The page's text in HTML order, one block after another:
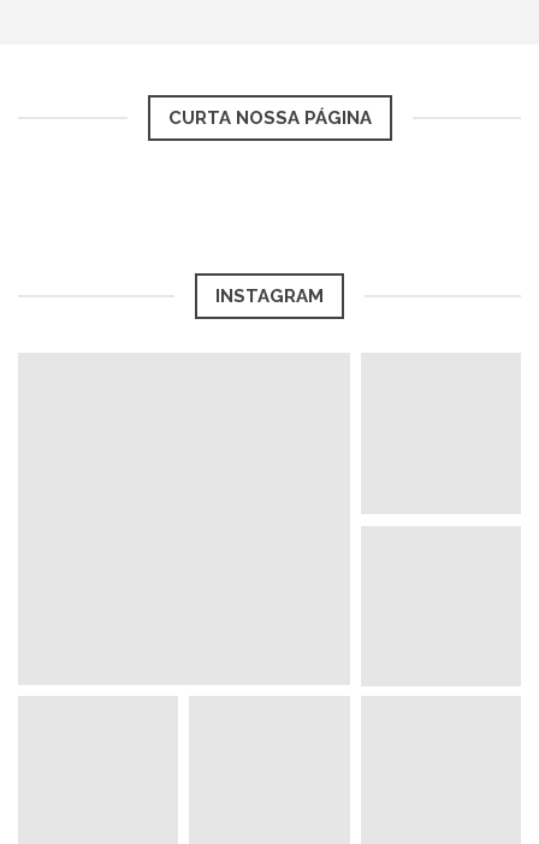
CURTA NOSSA PÁGINA
INSTAGRAM